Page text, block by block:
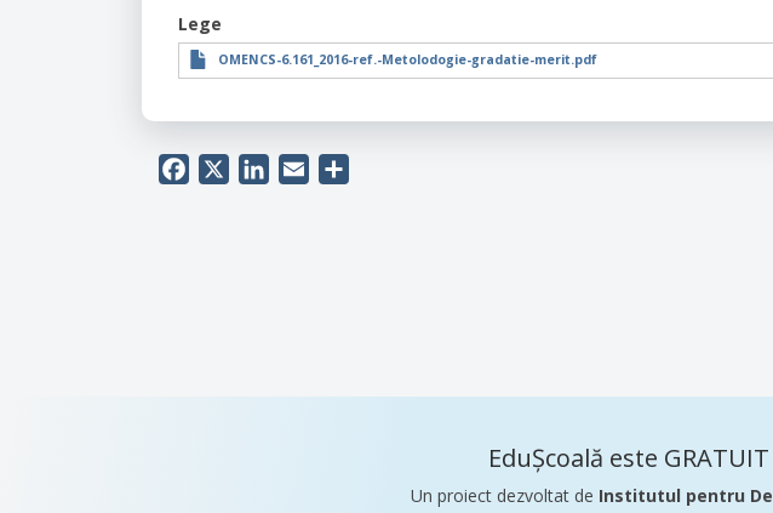
Lege
OMENCS-6.161_2016-ref.-Metolodogie-gradatie-merit.pdf
Facebook LinkedIn
Email
EduȘcoală este
Un proiect dezvoltat de Institutul pentru